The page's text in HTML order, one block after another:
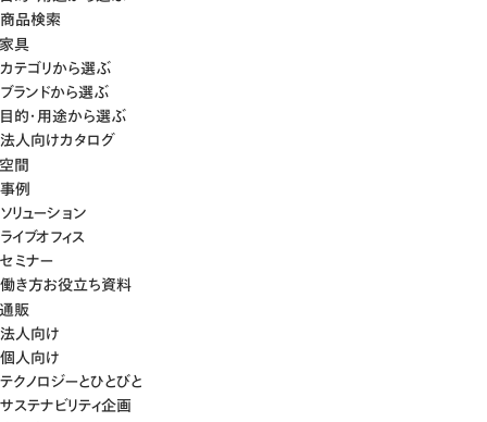
商品検索
家具
カテゴリから選ぶ
ブランドから選ぶ
目的・用途から選ぶ
法人向けカタログ
空間
事例
ソリューション
ライブオフィス
セミナー
働き方お役立ち資料
通販
法人向け
個人向け
テクノロジーとひとびと
サステナビリティ企画